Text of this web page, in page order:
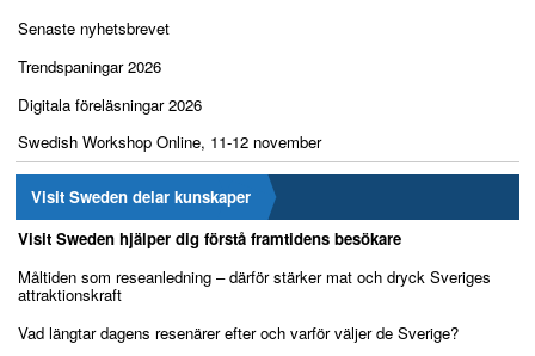
Senaste nyhetsbrevet
Trendspaningar 2026
Digitala föreläsningar 2026
Swedish Workshop Online, 11-12 november
Visit Sweden delar kunskaper
Visit Sweden hjälper dig förstå framtidens besökare
Måltiden som reseanledning – därför stärker mat och dryck Sveriges
attraktionskraft
Vad längtar dagens resenärer efter och varför väljer de Sverige?